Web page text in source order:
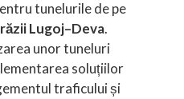
tunelurile de pe
Lugoj–Deva.
unor tuneluri
soluțiilor
traficului și